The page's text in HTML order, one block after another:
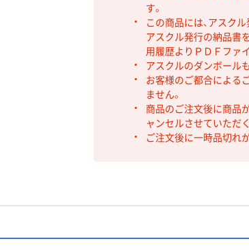
す。
この商品には、アスク
アスクル発行の納品書
用履歴よりＰＤＦファ
アスクルのダンボール
お客様のご都合による
ません。
商品のご注文後に商品
ャンセルさせていただ
ご注文後に一時品切れ